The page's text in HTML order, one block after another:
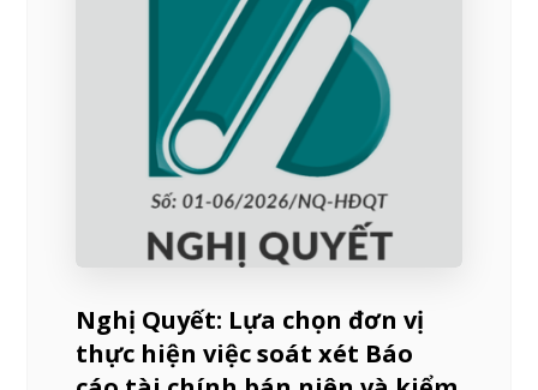
Nghị Quyết: Lựa chọn đơn vị
thực hiện việc soát xét Báo